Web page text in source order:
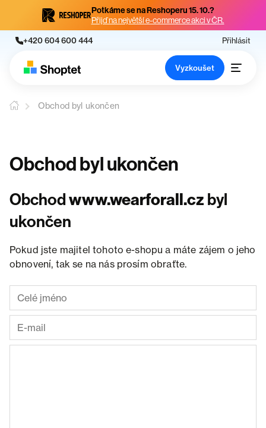
Potkáme se na Reshoperu 15. 10.?
Přijď na největší e-commerce akci v ČR.
+420 604 600 444 Přihlásit
Vyzkoušet
Obchod byl ukončen
Obchod byl ukončen
Obchodwww.wearforall.cz byl
ukončen
Pokud jste majitel tohoto e-shopu a máte zájem o jeho
obnovení, tak se na nás prosím obraťte.